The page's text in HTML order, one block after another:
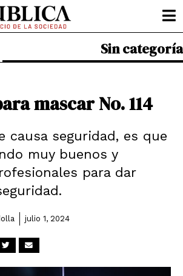
Sin categoría
mascar No. 114
causa seguridad, es que
muy buenos y
para dar
julio 1, 2024